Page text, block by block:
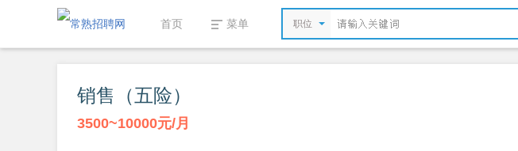
首页 菜单 职位
销售（五险）
3500~10000元/月